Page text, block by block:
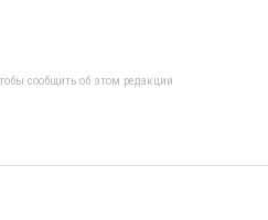
сообщить об этом редакции